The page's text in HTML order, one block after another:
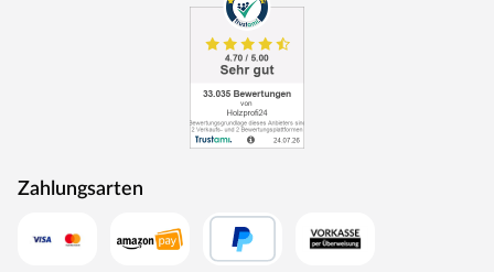
Zahlungsarten